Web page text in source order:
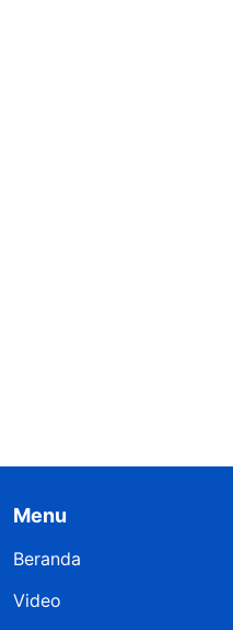
Menu
Beranda
Video